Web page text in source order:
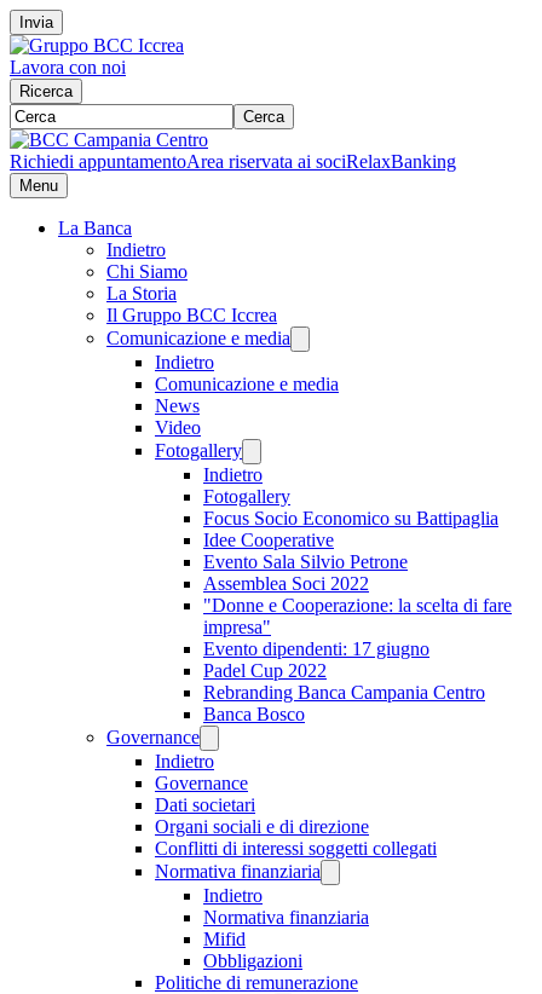
Invia
Lavora con noi
Ricerca
Cerca
Richiedi appuntamentoArea riservata ai sociRelaxBanking
Menu
La Banca
Indietro
Chi Siamo
La Storia
Il Gruppo BCC Iccrea
Comunicazione e media
Indietro
Comunicazione e media
News
Video
Fotogallery
Indietro
Fotogallery
Focus Socio Economico su Battipaglia
Idee Cooperative
Evento Sala Silvio Petrone
Assemblea Soci 2022
"Donne e Cooperazione: la scelta di fare
impresa"
Evento dipendenti: 17 giugno
Padel Cup 2022
Rebranding Banca Campania Centro
Banca Bosco
Governance
Indietro
Governance
Dati societari
Organi sociali e di direzione
Conflitti di interessi soggetti collegati
Normativa finanziaria
Indietro
Normativa finanziaria
Mifid
Obbligazioni
Politiche di remunerazione